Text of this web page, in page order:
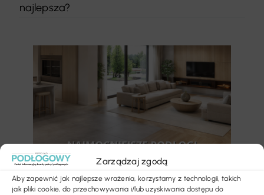
Zarządzaj zgodą
Aby zapewnić jak najlepsze wrażenia, korzystamy z technologii, takich
jak pliki cookie, do przechowywania i/lub uzyskiwania dostępu do
najlepsza?